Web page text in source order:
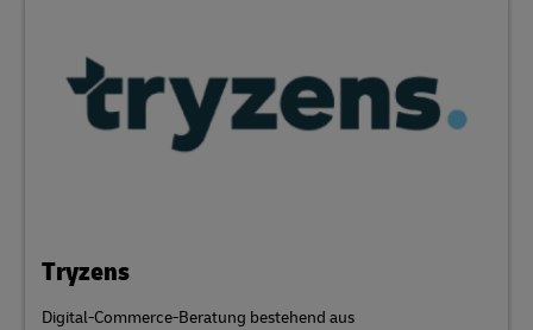
Tryzens
Digital-Commerce-Beratung bestehend aus